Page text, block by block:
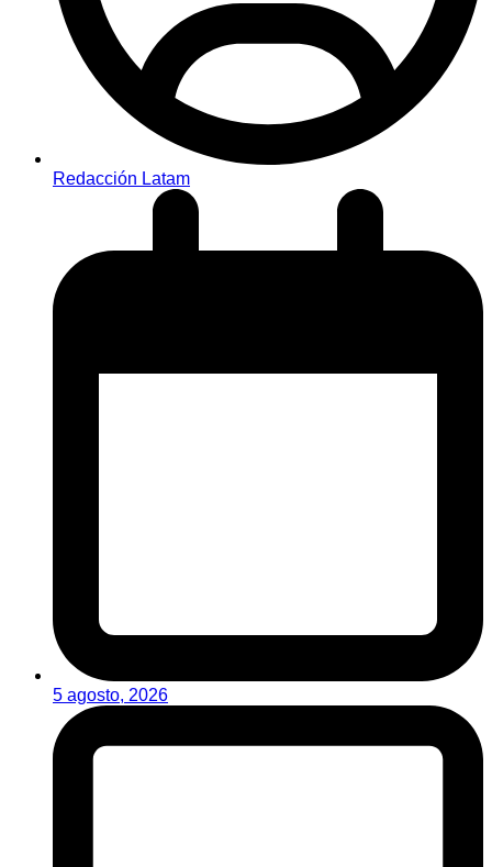
Redacción Latam
5 agosto, 2026